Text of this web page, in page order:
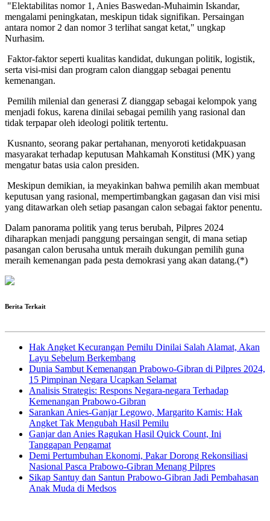
"Elektabilitas nomor 1, Anies Baswedan-Muhaimin Iskandar,
mengalami peningkatan, meskipun tidak signifikan. Persaingan
antara nomor 2 dan nomor 3 terlihat sangat ketat," ungkap
Nurhasim.
Faktor-faktor seperti kualitas kandidat, dukungan politik, logistik,
serta visi-misi dan program calon dianggap sebagai penentu
kemenangan.
Pemilih milenial dan generasi Z dianggap sebagai kelompok yang
menjadi fokus, karena dinilai sebagai pemilih yang rasional dan
tidak terpapar oleh ideologi politik tertentu.
Kusnanto, seorang pakar pertahanan, menyoroti ketidakpuasan
masyarakat terhadap keputusan Mahkamah Konstitusi (MK) yang
mengatur batas usia calon presiden.
Meskipun demikian, ia meyakinkan bahwa pemilih akan membuat
keputusan yang rasional, mempertimbangkan gagasan dan visi misi
yang ditawarkan oleh setiap pasangan calon sebagai faktor penentu.
Dalam panorama politik yang terus berubah, Pilpres 2024
diharapkan menjadi panggung persaingan sengit, di mana setiap
pasangan calon berusaha untuk meraih dukungan pemilih guna
meraih kemenangan pada pesta demokrasi yang akan datang.(*)
Berita Terkait
Hak Angket Kecurangan Pemilu Dinilai Salah Alamat, Akan
Layu Sebelum Berkembang
Dunia Sambut Kemenangan Prabowo-Gibran di Pilpres 2024,
15 Pimpinan Negara Ucapkan Selamat
Analisis Strategis: Respons Negara-negara Terhadap
Kemenangan Prabowo-Gibran
Sarankan Anies-Ganjar Legowo, Margarito Kamis: Hak
Angket Tak Mengubah Hasil Pemilu
Ganjar dan Anies Ragukan Hasil Quick Count, Ini
Tanggapan Pengamat
Demi Pertumbuhan Ekonomi, Pakar Dorong Rekonsiliasi
Nasional Pasca Prabowo-Gibran Menang Pilpres
Sikap Santuy dan Santun Prabowo-Gibran Jadi Pembahasan
Anak Muda di Medsos